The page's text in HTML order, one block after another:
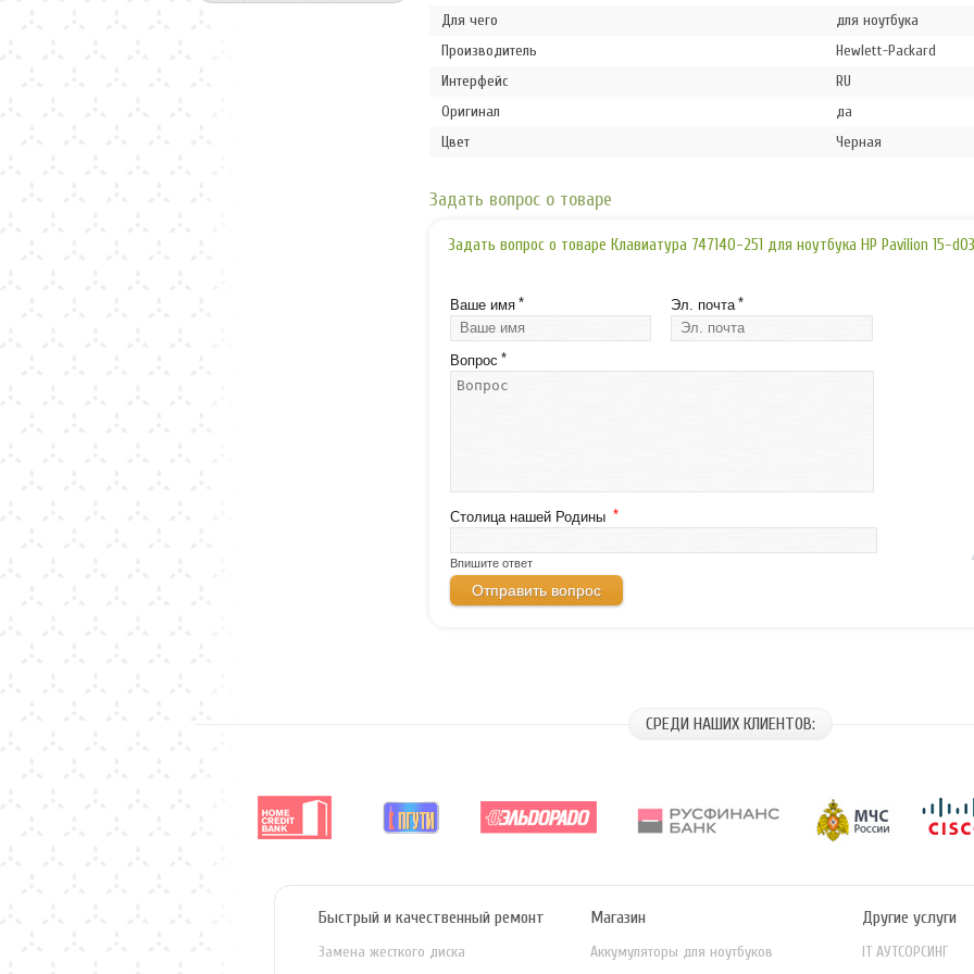
Для чего
для ноутбука
Производитель
Hewlett-Packard
Интерфейс
RU
Оригинал
да
Цвет
Черная
Задать вопрос о товаре
Задать вопрос о товаре Клавиатура 747140-251 для ноутбука HP Pavilion 15-
Ваше имя * Эл. почта *
Вопрос *
Столица нашей Родины *
Впишите ответ
СРЕДИ НАШИХ КЛИЕНТОВ:
Быстрый и качественный ремонт
Замена жесткого диска
Магазин
Аккумуляторы для ноутбуков
Другие услуги
IT АУТСОРСИНГ